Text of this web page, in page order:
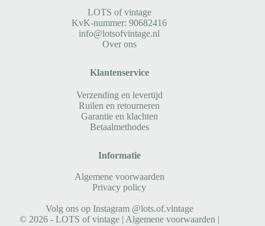
LOTS of vintage
KvK-nummer: 90682416
info@lotsofvintage.nl
Over ons
Klantenservice
Verzending en levertijd
Ruilen en retourneren
Garantie en klachten
Betaalmethodes
Informatie
Algemene voorwaarden
Privacy policy
Volg ons op Instagram @lots.of.vintage
© 2026 - LOTS of vintage | Algemene voorwaarden |